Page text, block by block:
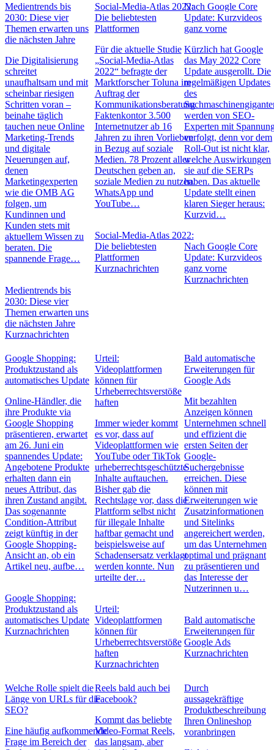
Medientrends bis
2030: Diese vier
Themen erwarten uns
die nächsten Jahre
Die Digitalisierung
schreitet
unaufhaltsam und mit
scheinbar riesigen
Schritten voran –
beinahe täglich
tauchen neue Online
Marketing-Trends
und digitale
Neuerungen auf,
denen
Marketingexperten
wie die OMB AG
folgen, um
Kundinnen und
Kunden stets mit
aktuellem Wissen zu
beraten. Die
spannende Frage…
Medientrends bis
2030: Diese vier
Themen erwarten uns
die nächsten Jahre
Kurznachrichten
Social-Media-Atlas 2022:
Die beliebtesten
Plattformen
Für die aktuelle Studie
„Social-Media-Atlas
2022“ befragte der
Marktforscher Toluna im
Auftrag der
Kommunikationsberatung
Faktenkontor 3.500
Internetnutzer ab 16
Jahren zu ihren Vorlieben
in Bezug auf soziale
Medien. 78 Prozent aller
Deutschen geben an,
soziale Medien zu nutzen.
WhatsApp und
YouTube…
Social-Media-Atlas 2022:
Die beliebtesten
Plattformen
Kurznachrichten
Nach Google Core
Update: Kurzvideos
ganz vorne
Kürzlich hat Google
das May 2022 Core
Update ausgerollt. Die
regelmäßigen Updates
des
werden von SEO-
Experten mit
verfolgt, denn vor dem
Roll-Out ist nicht klar,
welche Auswirkungen
sie auf die SERPs
haben. Das aktuelle
Update stellt einen
klaren Sieger heraus:
Kurzvid…
Nach Google Core
Update: Kurzvideos
ganz vorne
Kurznachrichten
Google Shopping:
Produktzustand als
automatisches Update
Online-Händler, die
ihre Produkte via
Google Shopping
präsentieren, erwartet
am 26. Juni ein
spannendes Update:
Angebotene Produkte
erhalten dann ein
neues Attribut, das
ihren Zustand angibt.
Das sogenannte
Condition-Attribut
zeigt künftig in der
Google Shopping-
Ansicht an, ob ein
Artikel neu, aufbe…
Google Shopping:
Produktzustand als
automatisches Update
Kurznachrichten
Urteil:
Videoplattformen
können für
Urheberrechtsverstöße
haften
Immer wieder kommt
es vor, dass auf
Videoplattformen wie
YouTube oder TikTok
urheberrechtsgeschützte
Inhalte auftauchen.
Bisher gab die
Rechtslage vor, dass die
Plattform selbst nicht
für illegale Inhalte
haftbar gemacht und
beispielsweise auf
Schadensersatz verklagt
werden konnte. Nun
urteilte der…
Urteil:
Videoplattformen
können für
Urheberrechtsverstöße
haften
Kurznachrichten
Bald automatische
Erweiterungen für
Google Ads
Mit bezahlten
Anzeigen können
Unternehmen schnell
und effizient die
ersten Seiten der
Google-
Suchergebnisse
erreichen. Diese
können mit
Erweiterungen wie
Zusatzinformationen
und Sitelinks
angereichert werden,
um das Unternehmen
optimal und prägnant
zu präsentieren und
das Interesse der
Nutzerinnen u…
Bald automatische
Erweiterungen für
Google Ads
Kurznachrichten
Welche Rolle spielt die
Länge von URLs für die
SEO?
Eine häufig aufkommende
Frage im Bereich der
Reels bald auch bei
Facebook?
Kommt das beliebte
Video-Format Reels,
das langsam, aber
Durch
aussagekräftige
Produktbeschreibung
Ihren Onlineshop
voranbringen